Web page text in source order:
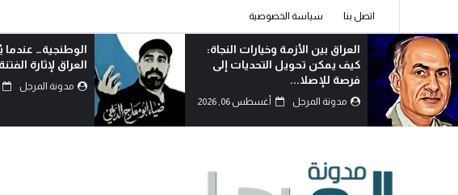
اتصل بنا سياسة الخصوصية
الوطنجية… عندما يُستغل علم
العراق لإثارة الفتنة..!
مدونة المرجل
مسيرة الأربعين
الانانية وافشال
الشيطانية..!